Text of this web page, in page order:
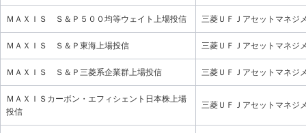
ＭＡＸＩＳ Ｓ＆Ｐ５００均等ウェイト上場投信 三菱ＵＦＪアセットマネジ
ＭＡＸＩＳ Ｓ＆Ｐ東海上場投信 三菱ＵＦＪアセットマネジ
ＭＡＸＩＳ Ｓ＆Ｐ三菱系企業群上場投信 三菱ＵＦＪアセットマネジ
ＭＡＸＩＳカーボン・エフィシェント日本株上場
投信
三菱ＵＦＪアセットマネジ